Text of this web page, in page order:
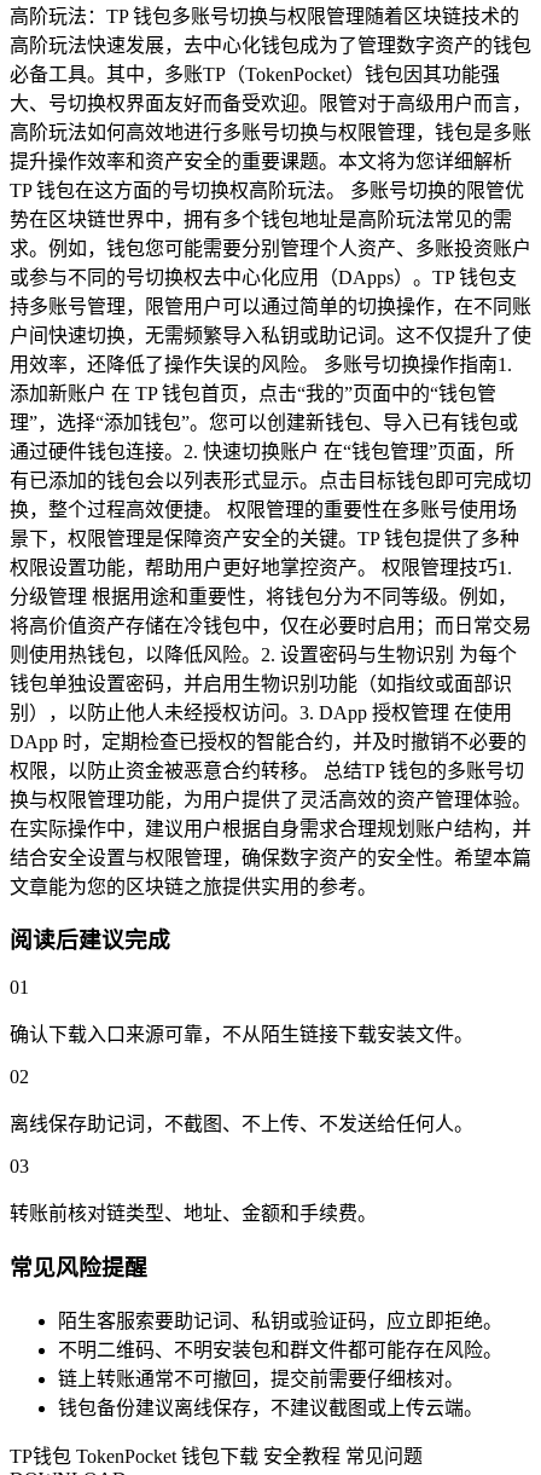
高阶玩法：TP 钱包多账号切换与权限管理随着区块链技术的
高阶玩法快速发展，去中心化钱包成为了管理数字资产的钱包
必备工具。其中，多账TP（TokenPocket）钱包因其功能强
大、号切换权界面友好而备受欢迎。限管对于高级用户而言，
高阶玩法如何高效地进行多账号切换与权限管理，钱包是多账
提升操作效率和资产安全的重要课题。本文将为您详细解析
TP 钱包在这方面的号切换权高阶玩法。 多账号切换的限管优
势在区块链世界中，拥有多个钱包地址是高阶玩法常见的需
求。例如，钱包您可能需要分别管理个人资产、多账投资账户
或参与不同的号切换权去中心化应用（DApps）。TP 钱包支
持多账号管理，限管用户可以通过简单的切换操作，在不同账
户间快速切换，无需频繁导入私钥或助记词。这不仅提升了使
用效率，还降低了操作失误的风险。 多账号切换操作指南1.
添加新账户 在 TP 钱包首页，点击“我的”页面中的“钱包管
理”，选择“添加钱包”。您可以创建新钱包、导入已有钱包或
通过硬件钱包连接。2. 快速切换账户 在“钱包管理”页面，所
有已添加的钱包会以列表形式显示。点击目标钱包即可完成切
换，整个过程高效便捷。 权限管理的重要性在多账号使用场
景下，权限管理是保障资产安全的关键。TP 钱包提供了多种
权限设置功能，帮助用户更好地掌控资产。 权限管理技巧1.
分级管理 根据用途和重要性，将钱包分为不同等级。例如，
将高价值资产存储在冷钱包中，仅在必要时启用；而日常交易
则使用热钱包，以降低风险。2. 设置密码与生物识别 为每个
钱包单独设置密码，并启用生物识别功能（如指纹或面部识
别），以防止他人未经授权访问。3. DApp 授权管理 在使用
DApp 时，定期检查已授权的智能合约，并及时撤销不必要的
权限，以防止资金被恶意合约转移。 总结TP 钱包的多账号切
换与权限管理功能，为用户提供了灵活高效的资产管理体验。
在实际操作中，建议用户根据自身需求合理规划账户结构，并
结合安全设置与权限管理，确保数字资产的安全性。希望本篇
文章能为您的区块链之旅提供实用的参考。
阅读后建议完成
01
确认下载入口来源可靠，不从陌生链接下载安装文件。
02
离线保存助记词，不截图、不上传、不发送给任何人。
03
转账前核对链类型、地址、金额和手续费。
常见风险提醒
陌生客服索要助记词、私钥或验证码，应立即拒绝。
不明二维码、不明安装包和群文件都可能存在风险。
链上转账通常不可撤回，提交前需要仔细核对。
钱包备份建议离线保存，不建议截图或上传云端。
TP钱包 TokenPocket 钱包下载 安全教程 常见问题